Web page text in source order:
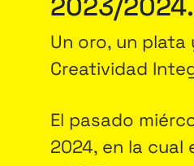
2023/2024.
Un oro, un
Creatividad
El pasado
2024, en la cual